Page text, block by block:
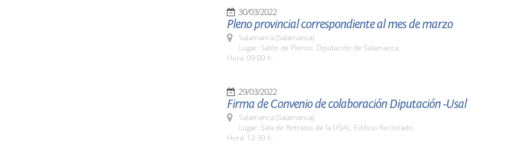
30/03/2022
Pleno provincial correspondiente al mes de marzo
Salamanca (Salamanca)
Lugar: Salón de Plenos. Diputación de Salamanca
Hora: 09:00 h.
29/03/2022
Firma de Convenio de colaboración Diputación -Usal
Salamanca (Salamanca)
Lugar: Sala de Retratos de la USAL. Edificio Rectorado.
Hora: 12:30 h.